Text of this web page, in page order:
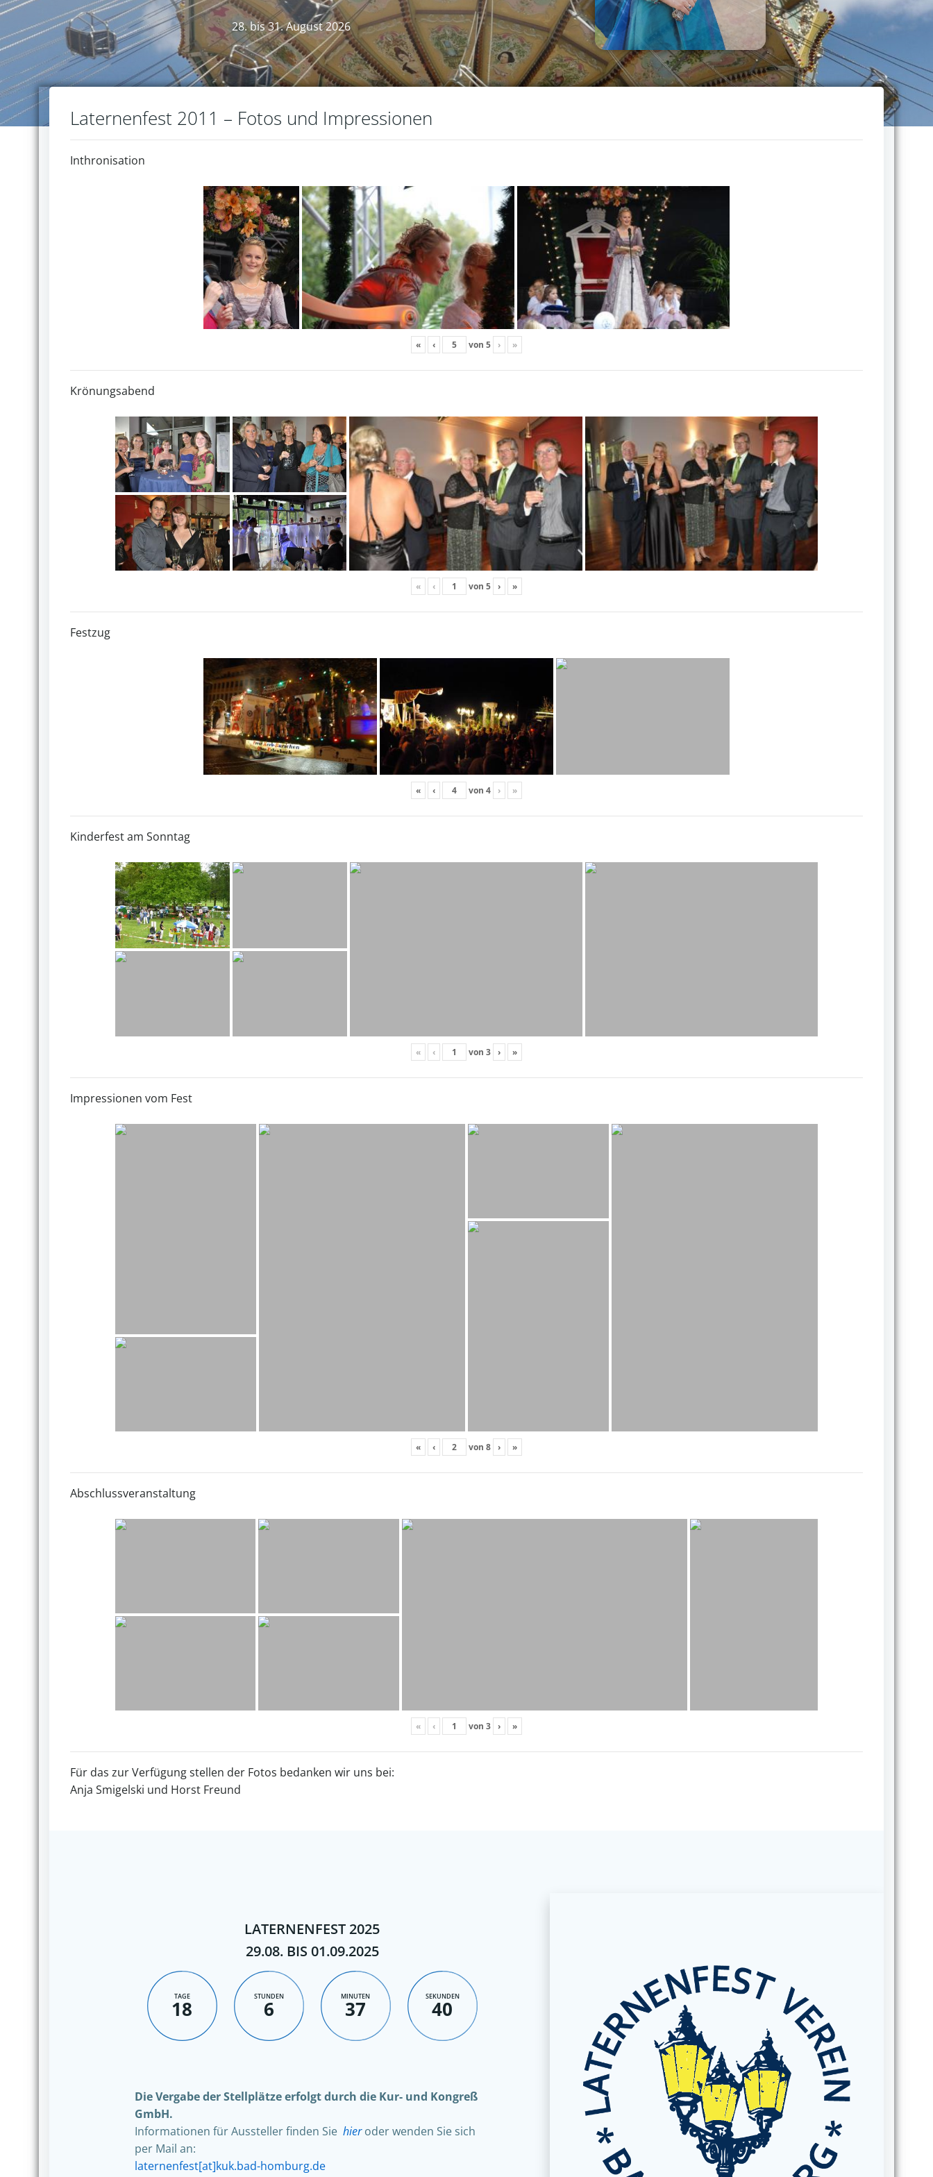
28. bis 31. August 2026
Laternenfest 2011 – Fotos und Impressionen
Inthronisation
« ‹ von 5 › »
Krönungsabend
« ‹ von 5 › »
Festzug
« ‹ von 4 › »
Kinderfest am Sonntag
« ‹ von 3 › »
Impressionen vom Fest
« ‹ von 8 › »
Abschlussveranstaltung
« ‹ von 3 › »
Für das zur Verfügung stellen der Fotos bedanken wir uns bei:
Anja Smigelski und Horst Freund
LATERNENFEST 2025
29.08. BIS 01.09.2025
TAGE
18
STUNDEN
6
MINUTEN
37
SEKUNDEN
38
Die Vergabe der Stellplätze erfolgt durch die Kur- und Kongreß
GmbH.
Informationen für Aussteller finden Sie hieroder wenden Sie sich
per Mail an:
laternenfest[at]kuk.bad-homburg.de